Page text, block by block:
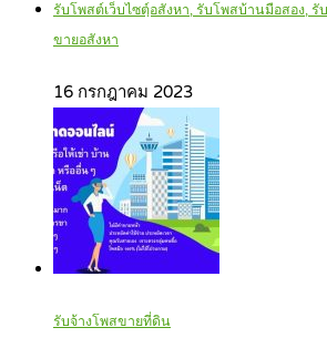
รับโพสต์เว็บไซตฺ์อสังหา, รับโพสบ้านมือสอง, รั
ขายอสังหา
16 กรกฎาคม 2023
รับจ้างโพสขายที่ดิน